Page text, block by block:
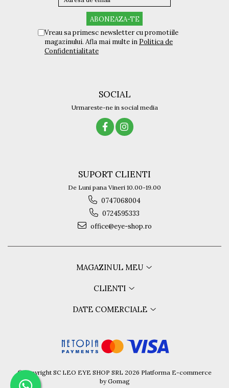
Vreau sa primesc newsletter cu promotiile
magazinului. Afla mai multe in Politica de
Confidentialitate
SOCIAL
Urmareste-ne in social media
SUPORT CLIENTI
De Luni pana Vineri 10.00-19.00
0747068004
0724595333
office@eye-shop.ro
MAGAZINUL MEU
CLIENTI
DATE COMERCIALE
©Copyright SC LEO EYE SHOP SRL 2026 Platforma E-commerce
by Gomag